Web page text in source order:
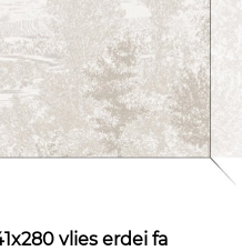
vlies erdei fa